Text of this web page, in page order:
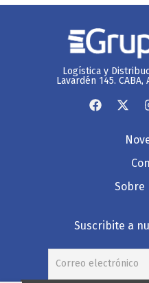
Logística y
Lavardén 145. CABA,
Sobre
Suscribite a